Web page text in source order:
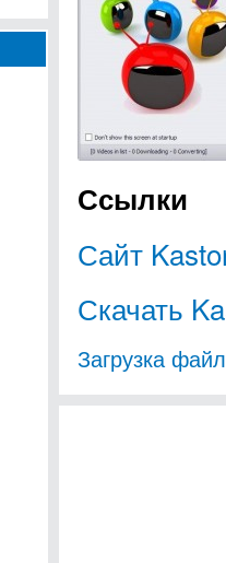
Ссылки
Сайт
Скачать
Загрузка